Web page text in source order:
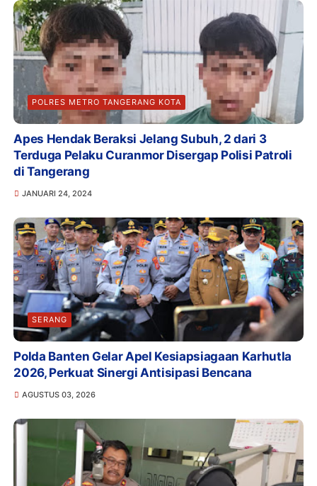
POLRES METRO TANGERANG KOTA
Apes Hendak Beraksi Jelang Subuh, 2 dari 3
Terduga Pelaku Curanmor Disergap Polisi Patroli
di Tangerang
JANUARI 24, 2024
SERANG
Polda Banten Gelar Apel Kesiapsiagaan Karhutla
2026, Perkuat Sinergi Antisipasi Bencana
AGUSTUS 03, 2026